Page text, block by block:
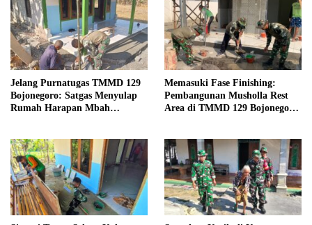
Jelang Purnatugas TMMD 129
Bojonegoro: Satgas Menyulap
Rumah Harapan Mbah
Memasuki Fase Finishing:
Pembangunan Musholla Rest
Area di TMMD 129 Bojonegoro